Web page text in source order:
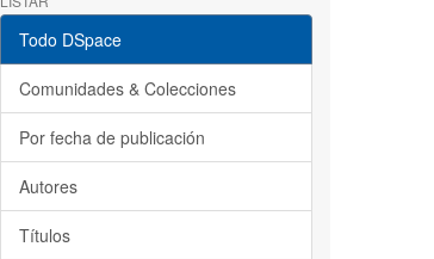
Todo DSpace
Comunidades & Colecciones
Por fecha de publicación
Autores
Títulos